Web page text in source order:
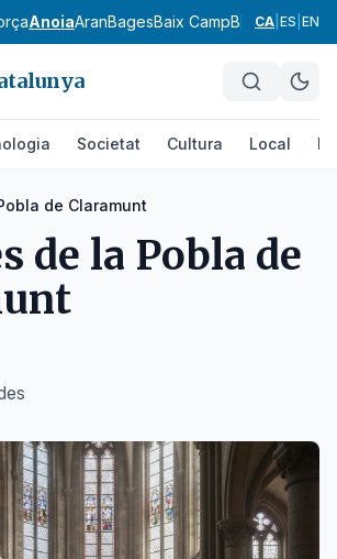
AnoiaAranBagesBaix CampBaix Ebre Baix
CA ES EN
Societat Cultura Local
de Claramunt
de la Pobla de